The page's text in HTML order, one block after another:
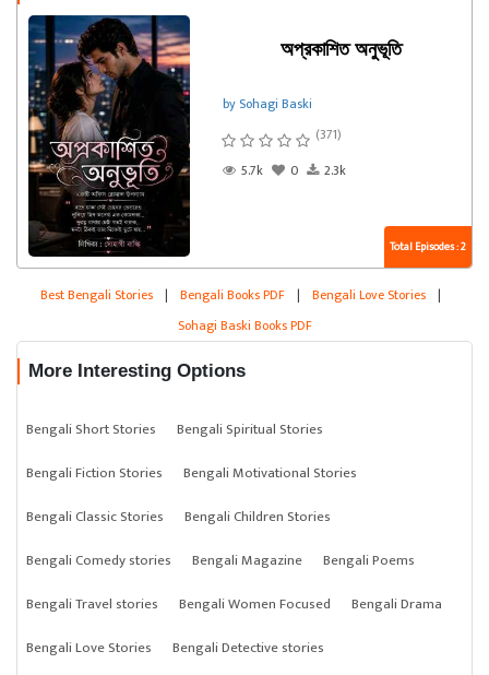
অপ্রকাশিত অনুভূতি
by Sohagi Baski
(371)
5.7k
0 2.3k
Total Episodes : 2
Best Bengali Stories | Bengali Books PDF | Bengali Love Stories |
Sohagi Baski Books PDF
More Interesting Options
Bengali Short Stories
Bengali Spiritual Stories
Bengali Fiction Stories
Bengali Motivational Stories
Bengali Classic Stories
Bengali Children Stories
Bengali Comedy stories
Bengali Magazine
Bengali Poems
Bengali Travel stories
Bengali Women Focused
Bengali Drama
Bengali Love Stories
Bengali Detective stories